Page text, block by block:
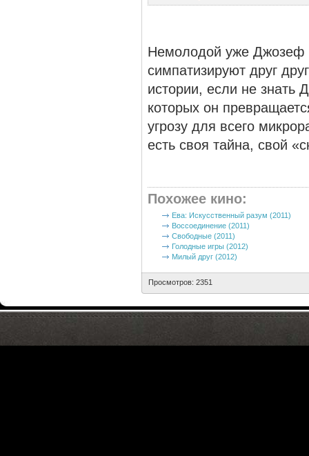
Немолодой уже Джозеф
симпатизируют друг
истории, если не знать
которых он
угрозу для всего
есть своя тайна, свой
Похожее кино:
Ева: Искусственный разум (2011)
Воссоединение (2011)
Свободные (2011)
Голодные игры (2012)
Милый друг (2012)
Просмотров: 2351